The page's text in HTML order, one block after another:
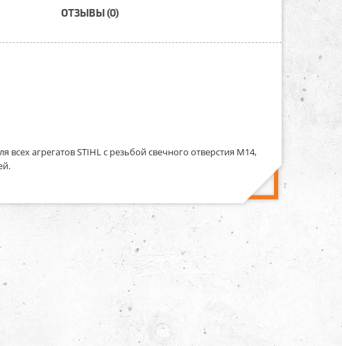
ОТЗЫВЫ (0)
агрегатов STIHL с резьбой свечного отверстия М14,